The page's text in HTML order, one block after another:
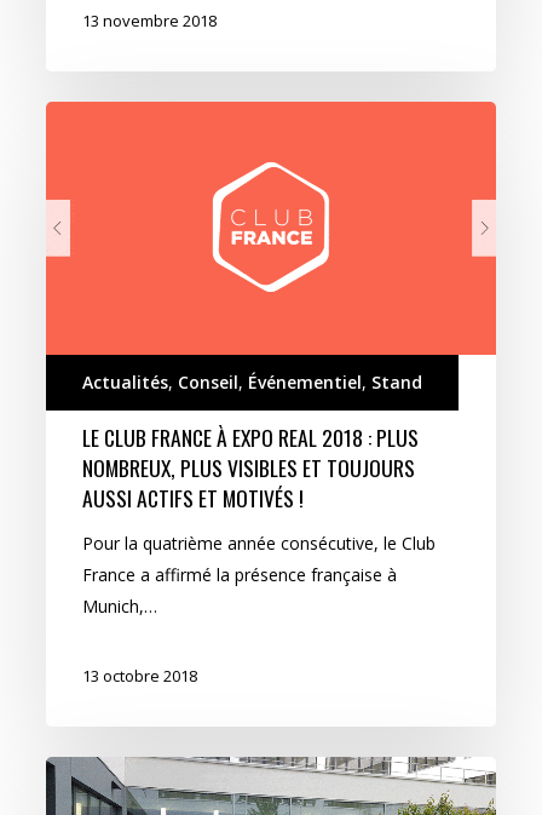
13 novembre 2018
Expo
visibles
aussi
actifs
Actualités, Conseil, Événementiel, Stand
LE CLUB FRANCE À EXPO REAL 2018 : PLUS
NOMBREUX, PLUS VISIBLES ET TOUJOURS
AUSSI ACTIFS ET MOTIVÉS !
Pour la quatrième année consécutive, le Club
France a affirmé la présence française à
Munich,…
13 octobre 2018
Barbecue
d’automne